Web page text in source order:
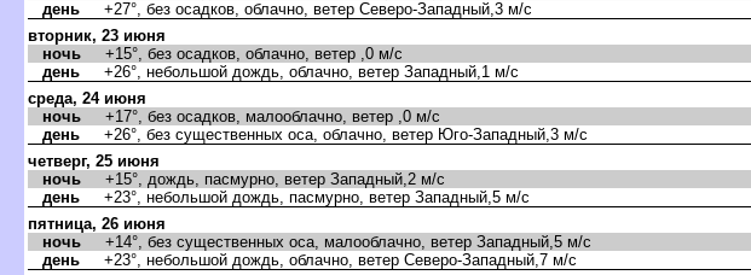
день +27°, без осадков, облачно, ветер Северо-Западный,3 м/с
торник, 23 июня
ночь +15°, без осадков, облачно, ветер ,0 м/с
день +26°, небольшой дождь, облачно, ветер Западный,1 м/с
среда, 24 июня
ночь +17°, без осадков, малооблачно, ветер ,0 м/с
день +26°, без существенных оса, облачно, ветер Юго-Западный,3 м/с
четверг, 25 июня
ночь +15°, дождь, пасмурно, ветер Западный,2 м/с
день +23°, небольшой дождь, пасмурно, ветер Западный,5 м/с
пятница, 26 июня
ночь +14°, без существенных оса, малооблачно, ветер Западный,5 м/с
день +23°, небольшой дождь, облачно, ветер Северо-Западный,7 м/с